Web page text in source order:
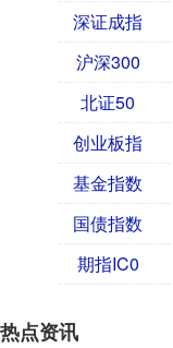
深证成指
沪深300
北证50
创业板指
基金指数
国债指数
期指IC0
热点资讯